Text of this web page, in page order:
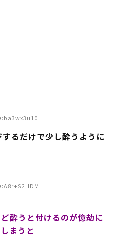
るだけで少し酔うように
酔うと付けるのが億劫に
まうと